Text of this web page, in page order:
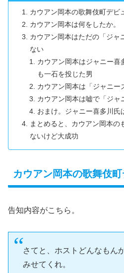
カウアン岡本の歌舞伎町デビ
カウアン岡本は何をしたか。
カウアン岡本はただの「ジャ
ない
カウアン岡本はジャニー喜
も一石を投じた男
カウアン岡本は「ジャニー
カウアン岡本は嘘で「ジャ
おまけ。ジャニー喜多川氏
まとめると、カウアン岡本の
ないけど大成功
カウアン岡本の歌舞伎
告知内容がこちら。
さてと、ホストどんなもん
みせてくれ。